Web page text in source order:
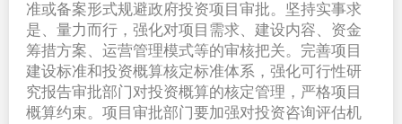
准或备案形式规避政府投资项目审批。坚持实事求
是、量力而行，强化对项目需求、建设内容、资金
筹措方案、运营管理模式等的审核把关。完善项目
建设标准和投资概算核定标准体系，强化可行性研
究报告审批部门对投资概算的核定管理，严格项目
概算约束。项目审批部门要加强对投资咨询评估机